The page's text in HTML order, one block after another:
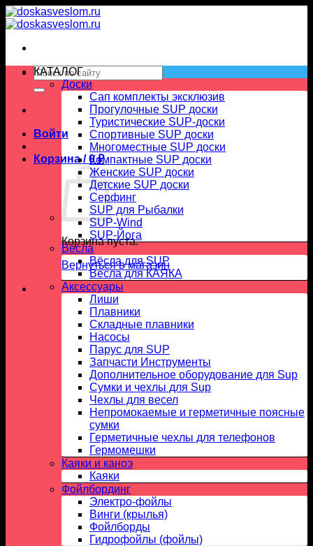
Skip
to
Искать:
Войти
Корзина /0₽
Корзина пуста.
Вернуться в магазин
КАТАЛОГ
Доски
Сап комплекты эксклюзив
Прогулочные SUP доски
Туристические SUP-доски
Спортивные SUP доски
Многоместные SUP доски
Компактные SUP доски
Женские SUP доски
Детские SUP доски
Серфинг
SUP для Рыбалки
SUP-Wind
SUP-Йога
Вёсла
Вёсла для SUP
Весла для КАЯКА
Аксессуары
Лиши
Плавники
Складные плавники
Насосы
Парус для SUP
Запчасти Инструменты
Дополнительное оборудование для Sup
Сумки и чехлы для Sup
Чехлы для весел
Непромокаемые и герметичные поясные
сумки
Герметичные чехлы для телефонов
Гермомешки
Каяки и каноэ
Каяки
Фойлбординг
Электро-фойлы
Винги (крылья)
Фойлборды
Гидрофойлы (фойлы)